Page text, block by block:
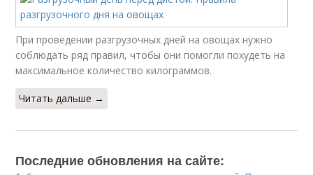
При проведении разгрузочных дней на овощах нужно
соблюдать ряд правил, чтобы они помогли похудеть на
максимальное количество килограммов.
Читать дальше →
Последние обновления на сайте: